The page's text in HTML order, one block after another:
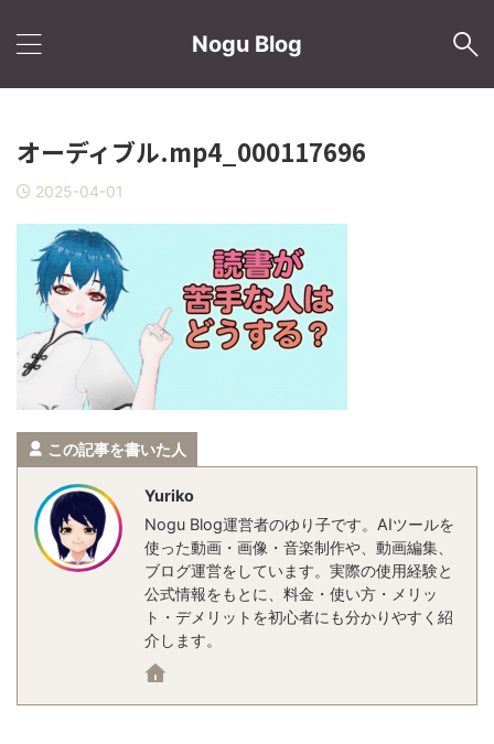
Nogu Blog
オーディブル.mp4_000117696
2025-04-01
この記事を書いた人
Yuriko
Nogu Blog運営者のゆり子です。AIツールを
使った動画・画像・音楽制作や、動画編集、
ブログ運営をしています。実際の使用経験と
公式情報をもとに、料金・使い方・メリッ
ト・デメリットを初心者にも分かりやすく紹
介します。